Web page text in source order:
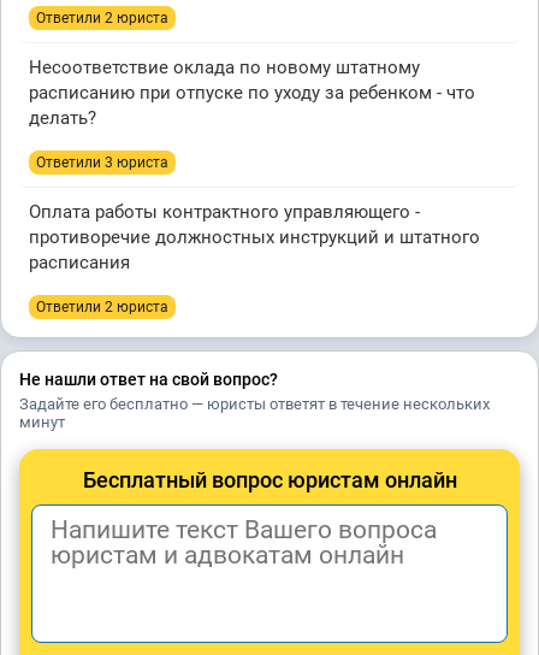
Ответили 2 юристa
Несоответствие оклада по новому штатному
расписанию при отпуске по уходу за ребенком - что
делать?
Ответили 3 юристa
Оплата работы контрактного управляющего -
противоречие должностных инструкций и штатного
расписания
Ответили 2 юристa
Не нашли ответ на свой вопрос?
Задайте его бесплатно — юристы ответят в течение нескольких
минут
Бесплатный вопрос юристам онлайн